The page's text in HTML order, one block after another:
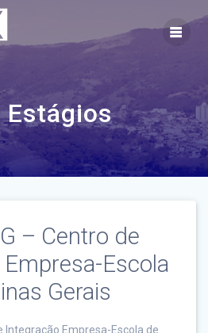
content
Estágios
– Centro de
Escola
Gerais
Integração Empresa-Escola de